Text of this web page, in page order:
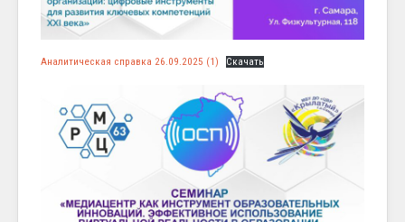
Аналитическая справка 26.09.2025 (1) Скачать